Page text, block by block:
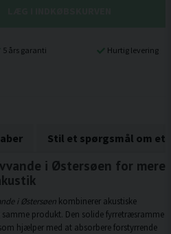
5 års garanti Hurtig levering
Stil et spørgsmål om et
i Østersøen for mere
i Østersøen kombinerer akustiske
produkt. Den solide fyrretræsramme
hjælper med at absorbere forstyrrende